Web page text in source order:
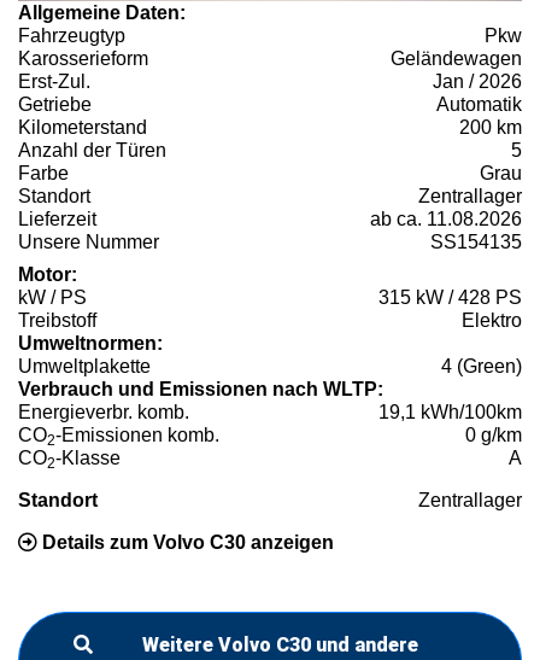
Allgemeine Daten:
Fahrzeugtyp
Pkw
Karosserieform
Geländewagen
Erst-Zul.
Jan / 2026
Getriebe
Automatik
Kilometerstand
200 km
Anzahl der Türen
5
Farbe
Grau
Standort
Zentrallager
Lieferzeit
ab ca. 11.08.2026
Unsere Nummer
SS154135
Motor:
kW / PS
315 kW / 428 PS
Treibstoff
Elektro
Umweltnormen:
Umweltplakette
4 (Green)
Verbrauch und Emissionen nach WLTP:
Energieverbr. komb.
19,1 kWh/100km
CO2-Emissionen komb.
0 g/km
CO2-Klasse A
Standort Zentrallager
Details zum Volvo C30 anzeigen
Weitere Volvo C30 und andere